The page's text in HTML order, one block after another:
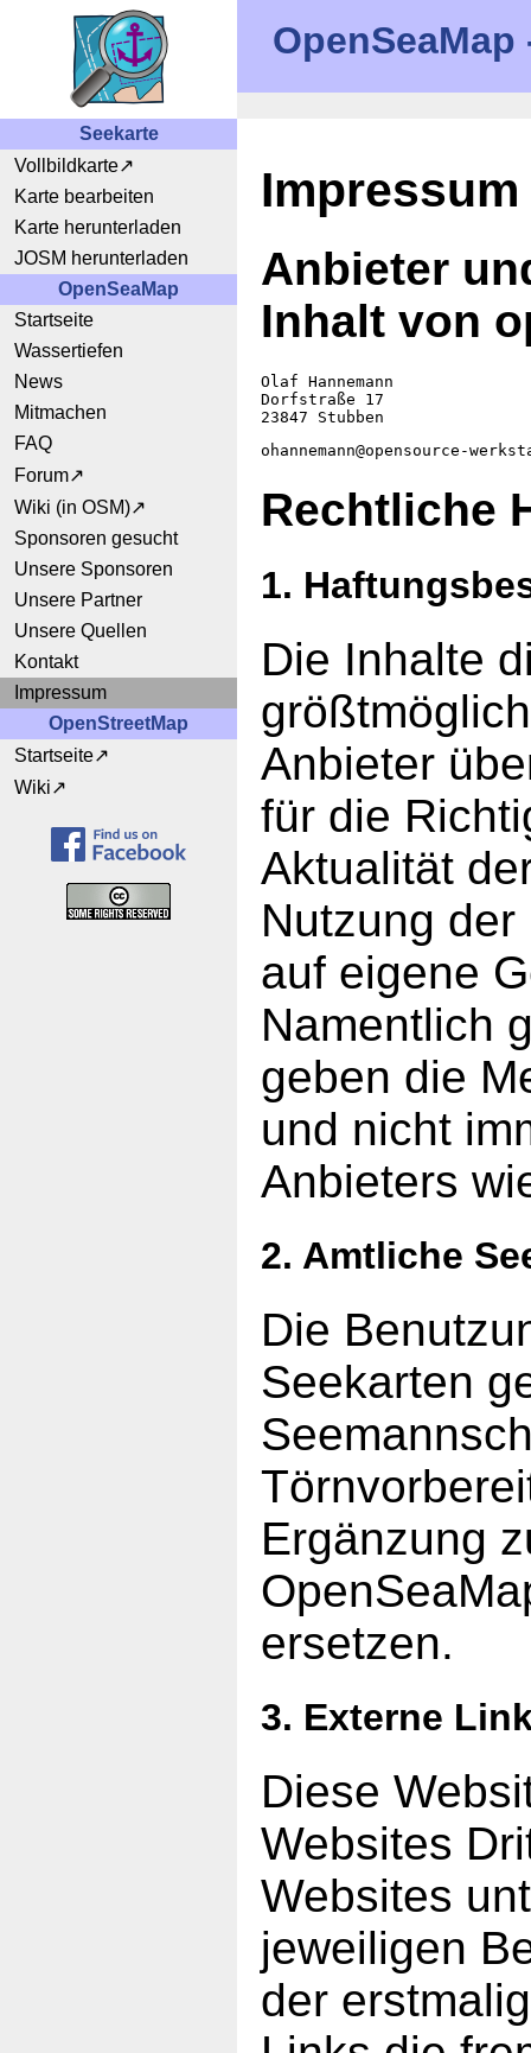
Seekarte
Vollbildkarte
Karte bearbeiten
Karte herunterladen
JOSM herunterladen
OpenSeaMap
Startseite
Wassertiefen
News
Mitmachen
FAQ
Forum
Wiki (in OSM)
Sponsoren gesucht
Unsere Sponsoren
Unsere Partner
Unsere Quellen
Kontakt
Impressum
OpenStreetMap
Startseite
Wiki
Impressum
Anbieter
Inhalt von
Olaf Hannemann
Dorfstraße 17
23847 Stubben
ohannemann@opensource-
Rechtliche
1.
Die Inhalte
Anbieter
für die
Aktualität
Nutzung
auf eigene
Namentlich
geben die
und nicht
Anbieters
2. Amtliche
Die
Seekarten
Ergänzung
ersetzen.
3. Externe
Diese
Websites
Websites
jeweiligen
der